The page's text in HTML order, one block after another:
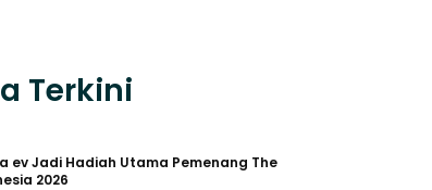
Terkini
ev Jadi Hadiah Utama Pemenang The
2026